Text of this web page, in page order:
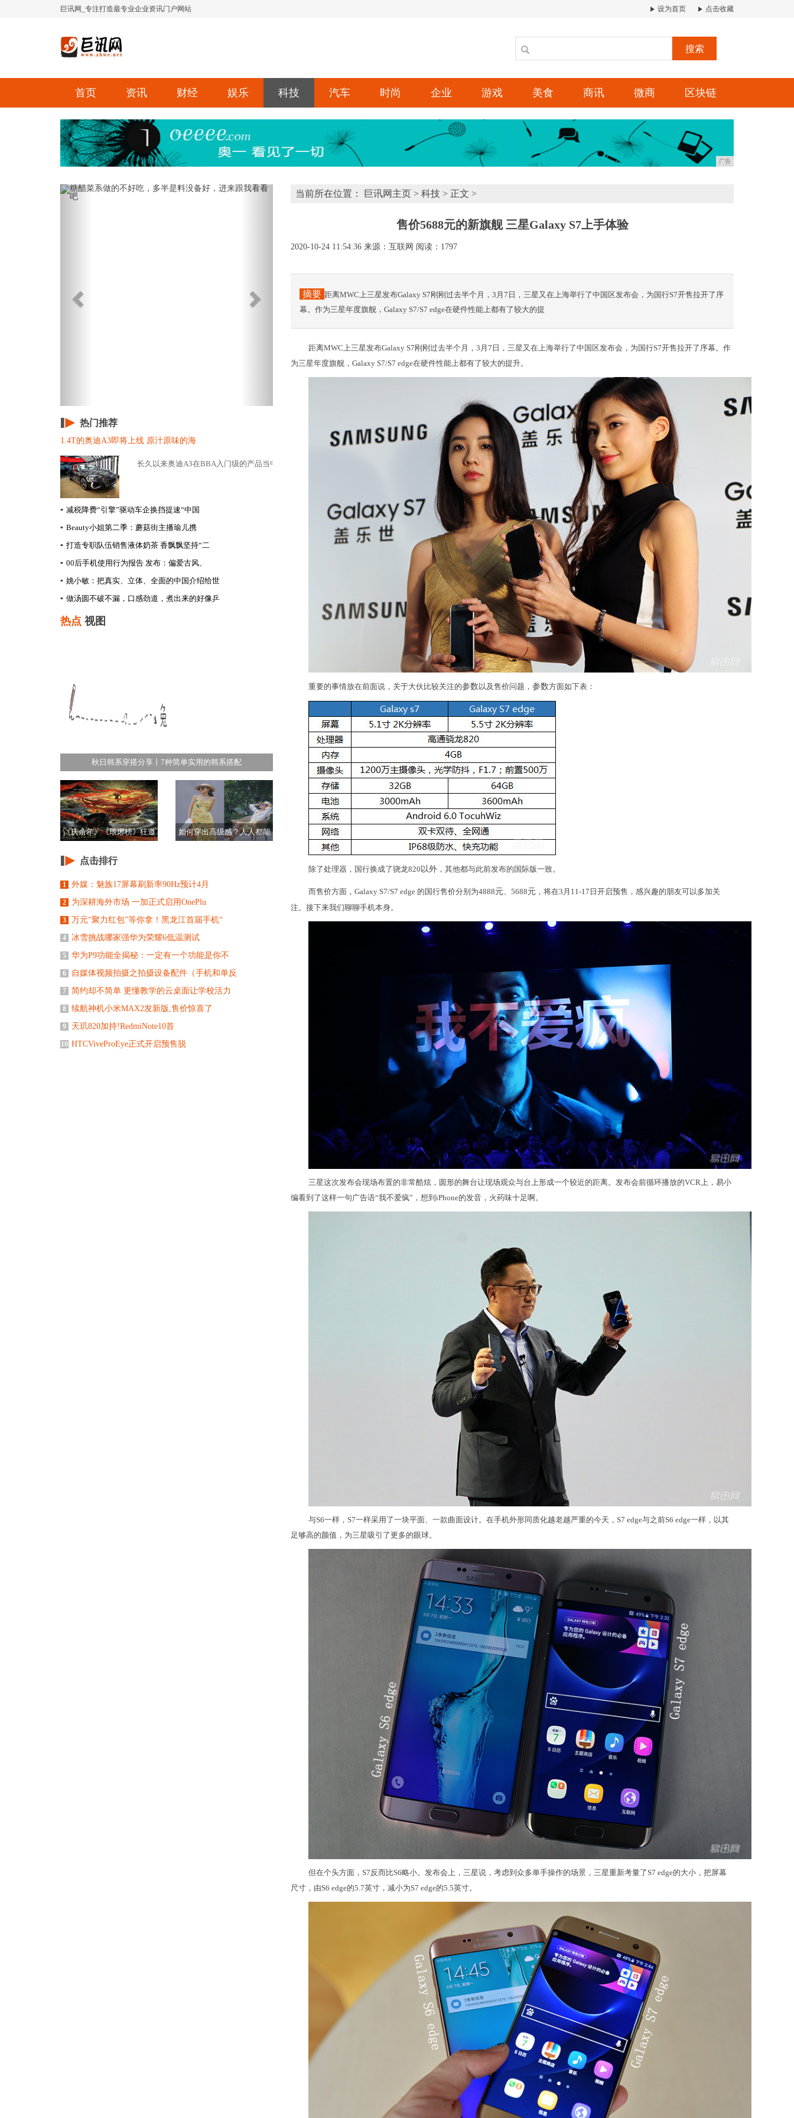
巨讯网_专注打造最专业企业资讯门户网站 设为首页 点击收藏
搜索
首页 资讯 财经 娱乐 科技 汽车 时尚 企业 游戏 美食 商讯 微商 区块链
广告
Previous Next
热门推荐
1.4T的奥迪A3即将上线 原汁原味的海
长久以来奥迪A3在BBA入门级的产品当中都是最受欢迎的存在，这主要是得益于其...
▪ 减税降费“引擎”驱动车企换挡提速​“中国
▪ Beauty小姐第二季：蘑菇街主播瑜儿携
▪ 打造专职队伍销售液体奶茶 香飘飘坚持“二
▪ 00后手机使用行为报告 发布：偏爱古风、
▪ 姚小敏：把真实、立体、全面的中国介绍给世
▪ 做汤圆不破不漏，口感劲道，煮出来的好像乒
热点 视图
秋日韩系穿搭分享丨7种简单实用的韩系搭配
《庆余年》《琅琊榜》狂邀
如何穿出高级感？人人都能
点击排行
1 外媒：魅族17屏幕刷新率90Hz预计4月
2 为深耕海外市场 一加正式启用OnePlu
3 万元“聚力红包”等你拿！黑龙江首届手机“
4 冰雪挑战哪家强华为荣耀6低温测试
5 华为P9功能全揭秘：一定有一个功能是你不
6 自媒体视频拍摄之拍摄设备配件（手机和单反
7 简约却不简单 更懂教学的云桌面让学校活力
8 续航神机小米MAX2发新版,售价惊喜了
9 天玑820加持!RedmiNote10首
10 HTCViveProEye正式开启预售脱
当前所在位置： 巨讯网主页 > 科技 > 正文 >
售价5688元的新旗舰 三星Galaxy S7上手体验
2020-10-24 11:54:36 来源：互联网 阅读：1797
摘要 距离MWC上三星发布Galaxy S7刚刚过去半个月，3月7日，三星又在上海举行了中国区发布会，为国行S7开售拉开了序
幕。作为三星年度旗舰，Galaxy S7/S7 edge在硬件性能上都有了较大的提
距离MWC上三星发布Galaxy S7刚刚过去半个月，3月7日，三星又在上海举行了中国区发布会，为国行S7开售拉开了序幕。作
为三星年度旗舰，Galaxy S7/S7 edge在硬件性能上都有了较大的提升。
重要的事情放在前面说，关于大伙比较关注的参数以及售价问题， 参数方面如下表：
除了处理器，国行换成了骁龙820 以外 ，其他都与此前发布的国际版一致。
而售价方面，Galaxy S7/S7 edge 的国行售价分别为4888元 、5688元 ，将在3月11-17日开启预售，感兴趣的朋友可以多加关
注。接下来我们聊聊手机本身。
三星这次发布会现场布置的非常酷炫，圆形的舞台让现场观众与台上形成一个较近的距离。发布会前循环播放的VCR上，易小
编看到了这样一句广告语“我不爱疯”，想到iPhone的发音，火药味十足啊。
与S6一样，S7一样采用了一块平面、一款曲面设计。在手机外形同质化越老越严重的今天，S7 edge与之前S6 edge一样，以其
足够高的颜值，为三星吸引了更多的眼球。
但在个头方面，S7反而比S6略小。发布会上，三星说，考虑到众多单手操作的场景，三星重新考量了S7 edge的大小，把屏幕
尺寸，由S6 edge的5.7英寸，减小为S7 edge的5.5英寸。